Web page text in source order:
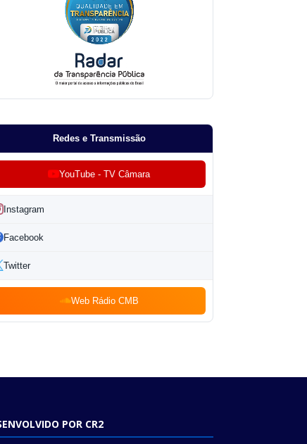
Redes e Transmissão
YouTube - TV Câmara
Instagram
Facebook
Twitter
Web Rádio CMB
POR CR2